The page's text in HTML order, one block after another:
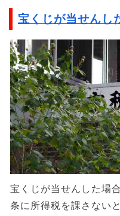
宝くじが当せんし
宝くじが当せんした場
条に所得税を課さない